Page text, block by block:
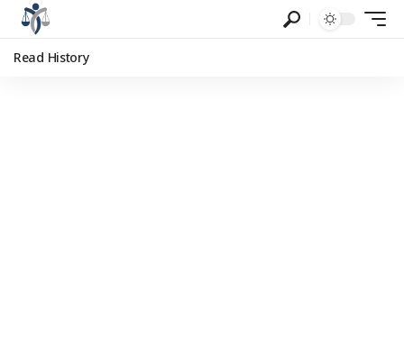
Read History